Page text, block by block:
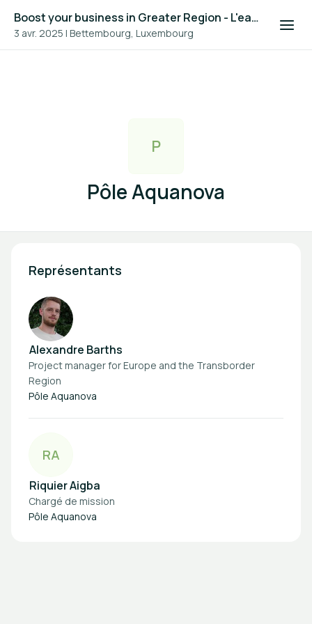
Boost your business in Greater Region - L'eau dans la construction en Grande Région 2025
3 avr. 2025 | Bettembourg, Luxembourg
P
Pôle Aquanova
Représentants
Alexandre Barths
Project manager for Europe and the Transborder
Region
Pôle Aquanova
RA
Riquier Aigba
Chargé de mission
Pôle Aquanova